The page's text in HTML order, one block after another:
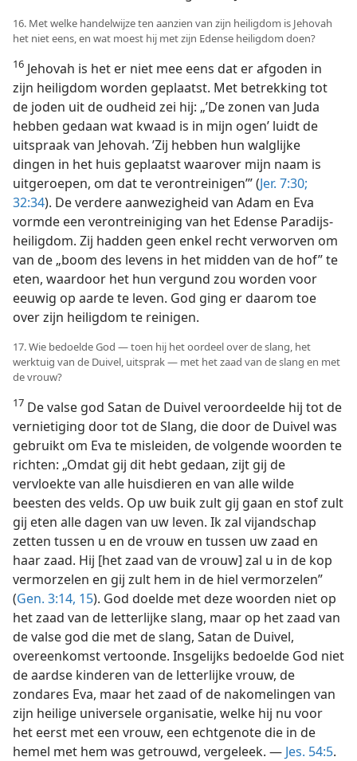
16. Met welke handelwijze ten aanzien van zijn heiligdom is Jehovah
het niet eens, en wat moest hij met zijn Edense heiligdom doen?
16 Jehovah is het er niet mee eens dat er afgoden in
zijn heiligdom worden geplaatst. Met betrekking tot
de joden uit de oudheid zei hij: „’De zonen van Juda
hebben gedaan wat kwaad is in mijn ogen’ luidt de
uitspraak van Jehovah. ’Zij hebben hun walglijke
dingen in het huis geplaatst waarover mijn naam is
uitgeroepen, om dat te verontreinigen’” (Jer. 7:30;
32:34). De verdere aanwezigheid van Adam en Eva
vormde een verontreiniging van het Edense Paradijs-
heiligdom. Zij hadden geen enkel recht verworven om
van de „boom des levens in het midden van de hof” te
eten, waardoor het hun vergund zou worden voor
eeuwig op aarde te leven. God ging er daarom toe
over zijn heiligdom te reinigen.
17. Wie bedoelde God — toen hij het oordeel over de slang, het
werktuig van de Duivel, uitsprak — met het zaad van de slang en met
de vrouw?
17 De valse god Satan de Duivel veroordeelde hij tot de
vernietiging door tot de Slang, die door de Duivel was
gebruikt om Eva te misleiden, de volgende woorden te
richten: „Omdat gij dit hebt gedaan, zijt gij de
vervloekte van alle huisdieren en van alle wilde
beesten des velds. Op uw buik zult gij gaan en stof zult
gij eten alle dagen van uw leven. Ik zal vijandschap
zetten tussen u en de vrouw en tussen uw zaad en
haar zaad. Hij [het zaad van de vrouw] zal u in de kop
vermorzelen en gij zult hem in de hiel vermorzelen”
(Gen. 3:14, 15). God doelde met deze woorden niet op
het zaad van de letterlijke slang, maar op het zaad van
de valse god die met de slang, Satan de Duivel,
overeenkomst vertoonde. Insgelijks bedoelde God niet
de aardse kinderen van de letterlijke vrouw, de
zondares Eva, maar het zaad of de nakomelingen van
zijn heilige universele organisatie, welke hij nu voor
het eerst met een vrouw, een echtgenote die in de
hemel met hem was getrouwd, vergeleek. — Jes. 54:5.